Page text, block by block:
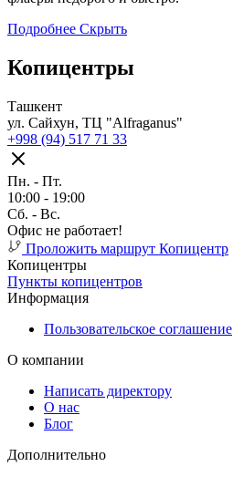
Подробнее Скрыть
Копицентры
Ташкент
ул. Сайхун, ТЦ "Alfraganus"
+998 (94) 517 71 33
Пн. - Пт.
10:00 - 19:00
Cб. - Вс.
Офис не работает!
Проложить маршрут Копицентр
Копицентры
Пункты копицентров
Информация
Пользовательское соглашение
О компании
Написать директору
О нас
Блог
Дополнительно